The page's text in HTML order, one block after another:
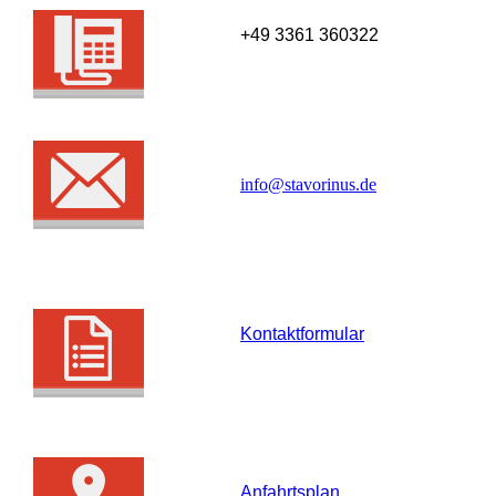
+49 3361 360322
info@stavorinus.de
Kontaktformular